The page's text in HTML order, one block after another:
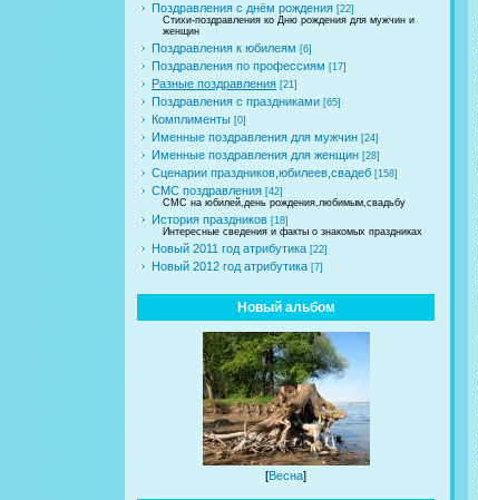
Поздравления с днём рождения [22]
Стихи-поздравления ко Дню рождения для мужчин и
женщин
Поздравления к юбилеям [6]
Поздравления по профессиям [17]
Разные поздравления [21]
Поздравления с праздниками [65]
Комплименты [0]
Именные поздравления для мужчин [24]
Именные поздравления для женщин [28]
Сценарии праздников,юбилеев,свадеб [158]
СМС поздравления [42]
СМС на юбилей,день рождения,любимым,свадьбу
История праздников [18]
Интересные сведения и факты о знакомых праздниках
Новый 2011 год атрибутика [22]
Новый 2012 год атрибутика [7]
Новый альбом
[Весна]